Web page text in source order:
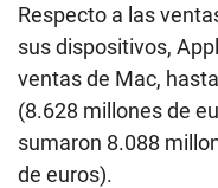
Respecto a las
sus dispositivos,
ventas de Mac,
(8.628 millones de
sumaron 8.088
de euros).